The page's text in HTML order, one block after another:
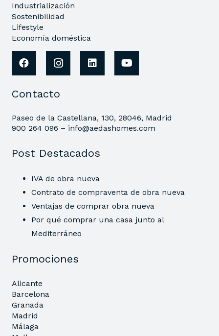
Industrialización
Sostenibilidad
Lifestyle
Economía doméstica
Contacto
Paseo de la Castellana, 130, 28046, Madrid
900 264 096 – info@aedashomes.com
Post Destacados
IVA de obra nueva
Contrato de compraventa de obra nueva
Ventajas de comprar obra nueva
Por qué comprar una casa junto al
Mediterráneo
Promociones
Alicante
Barcelona
Granada
Madrid
Málaga